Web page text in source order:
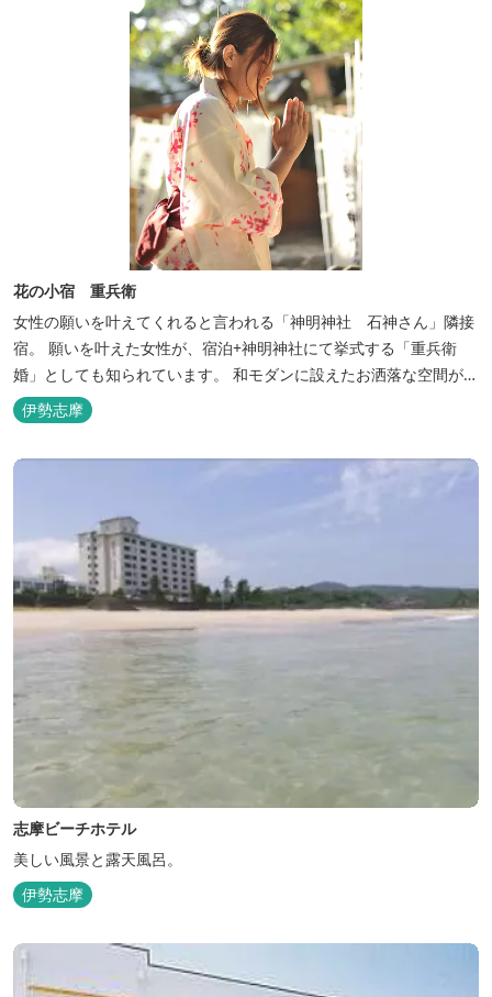
花の小宿 重兵衛
女性の願いを叶えてくれると言われる「神明神社 石神さん」隣接
宿。 願いを叶えた女性が、宿泊+神明神社にて挙式する「重兵衛
婚」としても知られています。 和モダンに設えたお洒落な空間が女
性に人気。
伊勢志摩
志摩ビーチホテル
美しい風景と露天風呂。
伊勢志摩